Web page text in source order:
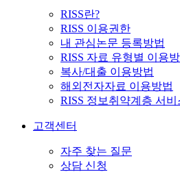
RISS란?
RISS 이용권한
내 관심논문 등록방법
RISS 자료 유형별 이용
복사/대출 이용방법
해외전자자료 이용방법
RISS 정보취약계층 서
고객센터
자주 찾는 질문
상담 신청